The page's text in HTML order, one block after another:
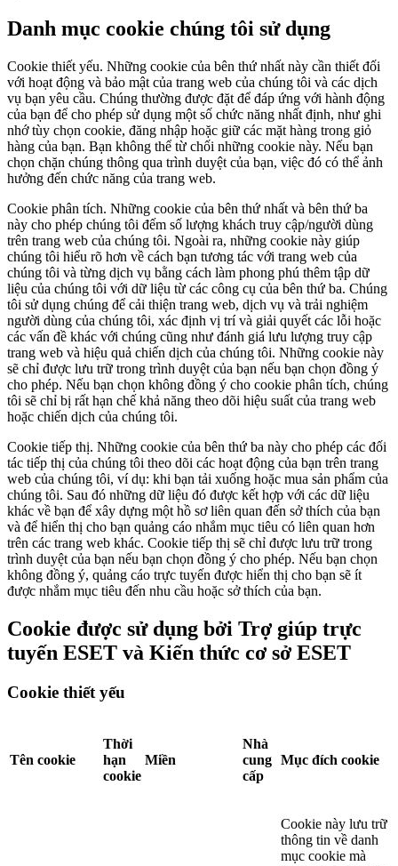
Danh mục cookie chúng tôi sử dụng
Cookie thiết yếu. Những cookie của bên thứ nhất này cần thiết đối
với hoạt động và bảo mật của trang web của chúng tôi và các dịch
vụ bạn yêu cầu. Chúng thường được đặt để đáp ứng với hành động
của bạn để cho phép sử dụng một số chức năng nhất định, như ghi
nhớ tùy chọn cookie, đăng nhập hoặc giữ các mặt hàng trong giỏ
hàng của bạn. Bạn không thể từ chối những cookie này. Nếu bạn
chọn chặn chúng thông qua trình duyệt của bạn, việc đó có thể ảnh
hưởng đến chức năng của trang web.
Cookie phân tích. Những cookie của bên thứ nhất và bên thứ ba
này cho phép chúng tôi đếm số lượng khách truy cập/người dùng
trên trang web của chúng tôi. Ngoài ra, những cookie này giúp
chúng tôi hiểu rõ hơn về cách bạn tương tác với trang web của
chúng tôi và từng dịch vụ bằng cách làm phong phú thêm tập dữ
liệu của chúng tôi với dữ liệu từ các công cụ của bên thứ ba. Chúng
tôi sử dụng chúng để cải thiện trang web, dịch vụ và trải nghiệm
người dùng của chúng tôi, xác định vị trí và giải quyết các lỗi hoặc
các vấn đề khác với chúng cũng như đánh giá lưu lượng truy cập
trang web và hiệu quả chiến dịch của chúng tôi. Những cookie này
sẽ chỉ được lưu trữ trong trình duyệt của bạn nếu bạn chọn đồng ý
cho phép. Nếu bạn chọn không đồng ý cho cookie phân tích, chúng
tôi sẽ chỉ bị rất hạn chế khả năng theo dõi hiệu suất của trang web
hoặc chiến dịch của chúng tôi.
Cookie tiếp thị. Những cookie của bên thứ ba này cho phép các đối
tác tiếp thị của chúng tôi theo dõi các hoạt động của bạn trên trang
web của chúng tôi, ví dụ: khi bạn tải xuống hoặc mua sản phẩm của
chúng tôi. Sau đó những dữ liệu đó được kết hợp với các dữ liệu
khác về bạn để xây dựng một hồ sơ liên quan đến sở thích của bạn
và để hiển thị cho bạn quảng cáo nhắm mục tiêu có liên quan hơn
trên các trang web khác. Cookie tiếp thị sẽ chỉ được lưu trữ trong
trình duyệt của bạn nếu bạn chọn đồng ý cho phép. Nếu bạn chọn
không đồng ý, quảng cáo trực tuyến được hiển thị cho bạn sẽ ít
được nhắm mục tiêu đến nhu cầu hoặc sở thích của bạn.
Cookie được sử dụng bởi Trợ giúp trực
tuyến ESET và Kiến thức cơ sở ESET
Cookie thiết yếu
Tên cookie
Thời
hạn
cookie
Miền
Nhà
cung
cấp
Mục đích cookie
Cookie này lưu trữ
thông tin về danh
mục cookie mà